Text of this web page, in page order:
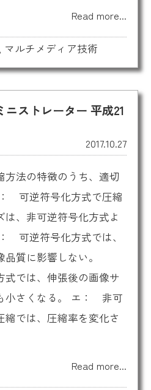
Read more...
マルチメディア技術
ストレーター 平成21
2017.10.27
方法の特徴のうち、適切
可逆符号化方式で圧縮
は、非可逆符号化方式よ
可逆符号化方式では、
質に影響しない。
では、伸張後の画像サ
小さくなる。 エ： 非可
では、圧縮率を変化さ
Read more...